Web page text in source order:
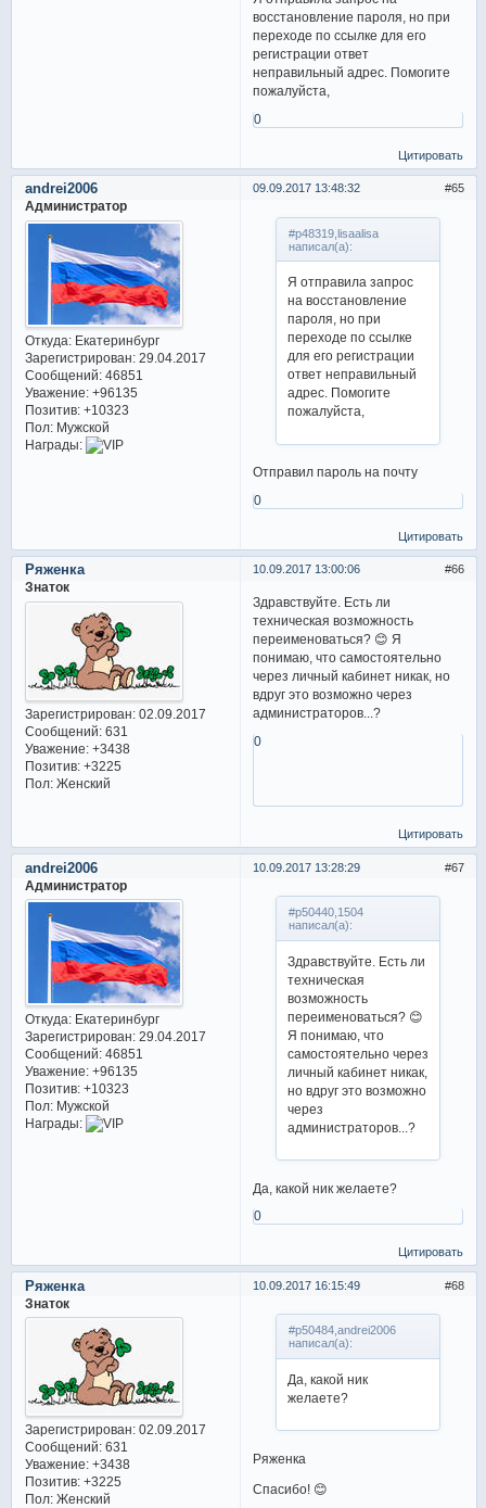
восстановление пароля, но при
переходе по ссылке для его
регистрации ответ
неправильный адрес. Помогите
пожалуйста,
0
Цитировать
65
09.09.2017 13:48:32
andrei2006
Администратор
Откуда:Екатеринбург
Зарегистрирован: 29.04.2017
Сообщений:46851
Уважение: +96135
Позитив: +10323
Пол:Мужской
Награды:
#p48319,lisaalisa
написал(а):
Я отправила запрос
на восстановление
пароля, но при
переходе по ссылке
для его регистрации
ответ неправильный
адрес. Помогите
пожалуйста,
Отправил пароль на почту
0
Цитировать
66
10.09.2017 13:00:06
Ряженка
Знаток
Зарегистрирован: 02.09.2017
Сообщений:631
Уважение: +3438
Позитив: +3225
Пол:Женский
Здравствуйте. Есть ли
техническая возможность
переименоваться? 😊 Я
понимаю, что самостоятельно
через личный кабинет никак, но
вдруг это возможно через
администраторов...?
0
Цитировать
67
10.09.2017 13:28:29
andrei2006
Администратор
Откуда:Екатеринбург
Зарегистрирован: 29.04.2017
Сообщений:46851
Уважение: +96135
Позитив: +10323
Пол:Мужской
Награды:
#p50440,1504
написал(а):
Здравствуйте. Есть ли
техническая
возможность
переименоваться? 😊
Я понимаю, что
самостоятельно через
личный кабинет никак,
но вдруг это возможно
через
администраторов...?
Да, какой ник желаете?
0
Цитировать
68
10.09.2017 16:15:49
Ряженка
Знаток
Зарегистрирован: 02.09.2017
Сообщений:631
Уважение: +3438
Позитив: +3225
Пол:Женский
#p50484,andrei2006
написал(а):
Да, какой ник
желаете?
Ряженка
Спасибо! 😊